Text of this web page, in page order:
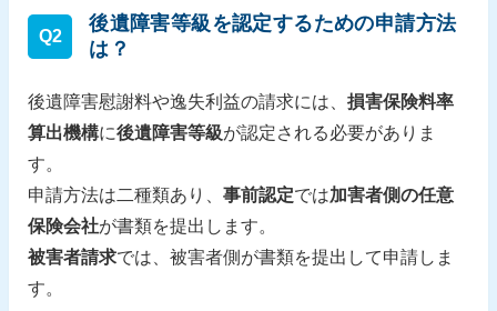
Q2
後遺障害等級を認定するための申請方法
は？
後遺障害慰謝料や逸失利益の請求には、損害保険料率
算出機構に後遺障害等級が認定される必要がありま
す。
申請方法は二種類あり、事前認定では加害者側の任意
保険会社が書類を提出します。
被害者請求では、被害者側が書類を提出して申請しま
す。